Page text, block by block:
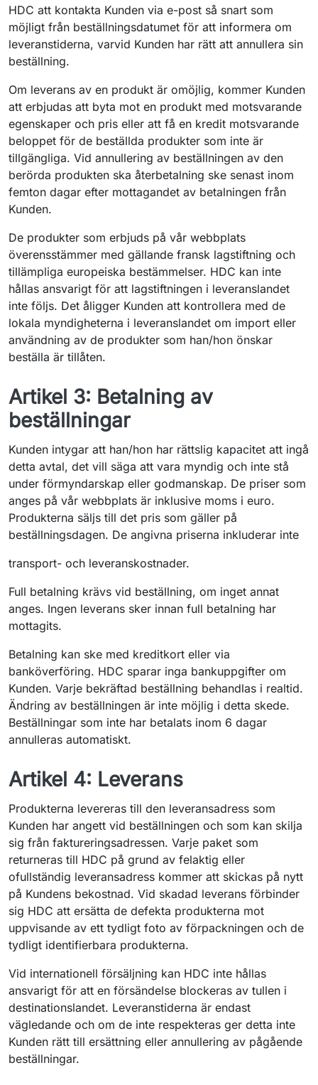
HDC att kontakta Kunden via e-post så snart som
möjligt från beställningsdatumet för att informera om
leveranstiderna, varvid Kunden har rätt att annullera sin
beställning.
Om leverans av en produkt är omöjlig, kommer Kunden
att erbjudas att byta mot en produkt med motsvarande
egenskaper och pris eller att få en kredit motsvarande
beloppet för de beställda produkter som inte är
tillgängliga. Vid annullering av beställningen av den
berörda produkten ska återbetalning ske senast inom
femton dagar efter mottagandet av betalningen från
Kunden.
De produkter som erbjuds på vår webbplats
överensstämmer med gällande fransk lagstiftning och
tillämpliga europeiska bestämmelser. HDC kan inte
hållas ansvarigt för att lagstiftningen i leveranslandet
inte följs. Det åligger Kunden att kontrollera med de
lokala myndigheterna i leveranslandet om import eller
användning av de produkter som han/hon önskar
beställa är tillåten.
Artikel 3: Betalning av
beställningar
Kunden intygar att han/hon har rättslig kapacitet att ingå
detta avtal, det vill säga att vara myndig och inte stå
under förmyndarskap eller godmanskap. De priser som
anges på vår webbplats är inklusive moms i euro.
Produkterna säljs till det pris som gäller på
beställningsdagen. De angivna priserna inkluderar inte
transport- och leveranskostnader.
Full betalning krävs vid beställning, om inget annat
anges. Ingen leverans sker innan full betalning har
mottagits.
Betalning kan ske med kreditkort eller via
banköverföring. HDC sparar inga bankuppgifter om
Kunden. Varje bekräftad beställning behandlas i realtid.
Ändring av beställningen är inte möjlig i detta skede.
Beställningar som inte har betalats inom 6 dagar
annulleras automatiskt.
Artikel 4: Leverans
Produkterna levereras till den leveransadress som
Kunden har angett vid beställningen och som kan skilja
sig från faktureringsadressen. Varje paket som
returneras till HDC på grund av felaktig eller
ofullständig leveransadress kommer att skickas på nytt
på Kundens bekostnad. Vid skadad leverans förbinder
sig HDC att ersätta de defekta produkterna mot
uppvisande av ett tydligt foto av förpackningen och de
tydligt identifierbara produkterna.
Vid internationell försäljning kan HDC inte hållas
ansvarigt för att en försändelse blockeras av tullen i
destinationslandet. Leveranstiderna är endast
vägledande och om de inte respekteras ger detta inte
Kunden rätt till ersättning eller annullering av pågående
beställningar.